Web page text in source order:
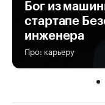
Бог из
стартапе
инженера
Про: карьеру